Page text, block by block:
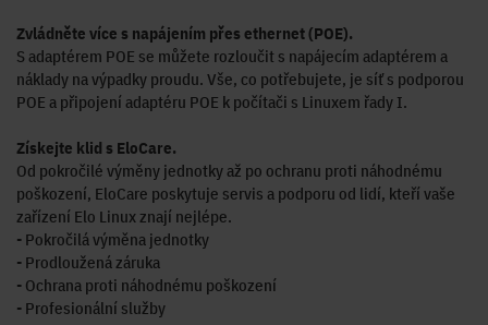
Zvládněte více s napájením přes ethernet (POE).
S adaptérem POE se můžete rozloučit s napájecím adaptérem a
náklady na výpadky proudu. Vše, co potřebujete, je síť s podporou
POE a připojení adaptéru POE k počítači s Linuxem řady I.
Získejte klid s EloCare.
Od pokročilé výměny jednotky až po ochranu proti náhodnému
poškození, EloCare poskytuje servis a podporu od lidí, kteří vaše
zařízení Elo Linux znají nejlépe.
- Pokročilá výměna jednotky
- Prodloužená záruka
- Ochrana proti náhodnému poškození
- Profesionální služby